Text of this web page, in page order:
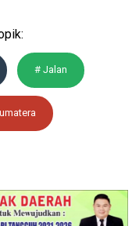
# Jalan